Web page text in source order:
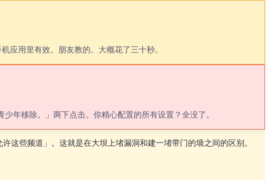
用里有效。朋友教的。大概花了三十秒。
年移除。」两下点击。你精心配置的所有设置？全没了。
些频道」。这就是在大坝上堵漏洞和建一堵带门的墙之间的区别。